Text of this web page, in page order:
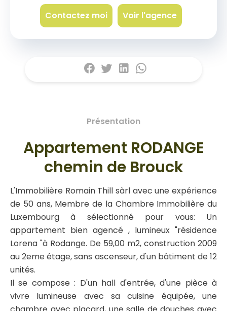
Contactez moi Voir l'agence
Présentation
Appartement RODANGE
chemin de Brouck
L'Immobilière Romain Thill sàrl avec une expérience
de 50 ans, Membre de la Chambre Immobilière du
Luxembourg à sélectionné pour vous: Un
appartement bien agencé , lumineux "résidence
Lorena "à Rodange. De 59,00 m2, construction 2009
au 2eme étage, sans ascenseur, d'un bâtiment de 12
unités.
Il se compose : D'un hall d'entrée, d'une pièce à
vivre lumineuse avec sa cuisine équipée, une